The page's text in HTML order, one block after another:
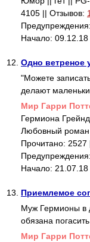
4105 || Отзывов: 1
Начало:
12. Одно ветреное
"Можете
делают
Mир Гарри
Гермиона
Любовный роман
Прочитано: 2527
Начало:
13. Приемлемое
Муж Гермионы в
обязана
Mир Гарри